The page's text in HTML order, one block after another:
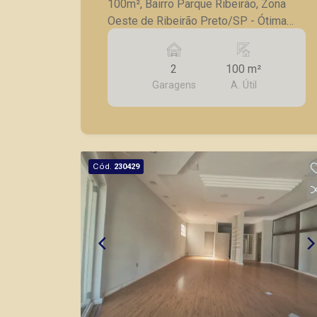
100m², Bairro Parque Ribeirão, Zona
Oeste de Ribeirão Preto/SP - Ótima
localização em avenida movimentada; -
Salão amplo com 100m²; - Banheiro; -
Copa; - Pé direito alto; - Portas
eletrônicas; A Piramid tem como
objetivo atender seus clientes com
mesmo nos principais lançamentos da
cidade de Ribeirão Preto.
2
Garagens
100 m²
A. Útil
Cód. 230429